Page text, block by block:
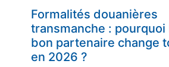
Formalités douanières
transmanche : pourquoi
bon partenaire change
en 2026 ?